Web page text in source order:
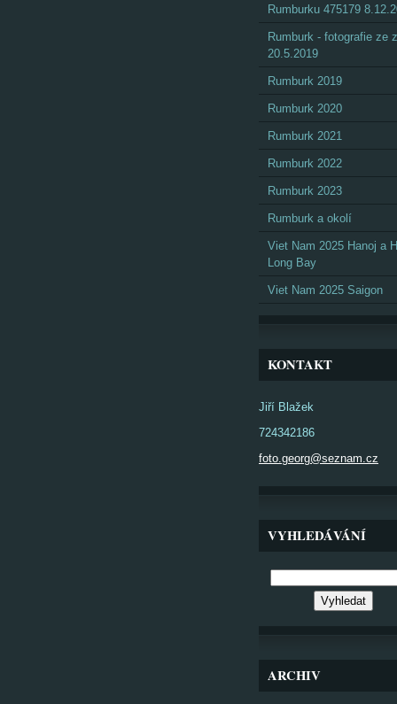
Rumburku 475179
Rumburk - fotografie ze
20.5.2019
Rumburk 2019
Rumburk 2020
Rumburk 2021
Rumburk 2022
Rumburk 2023
Rumburk a okolí
Viet Nam 2025 Hanoj a
Long Bay
Viet Nam 2025 Saigon
KONTAKT
Jiří Blažek
724342186
foto.georg@seznam.cz
VYHLEDÁVÁNÍ
ARCHIV